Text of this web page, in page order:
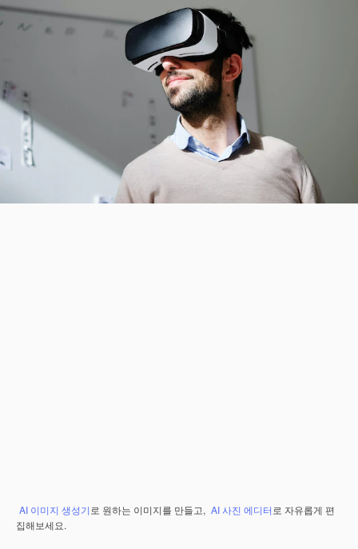
AI 이미지 생성기 로 원하는 이미지를 만들고, AI 사진 에디터 로 자유롭게 편
집해보세요.